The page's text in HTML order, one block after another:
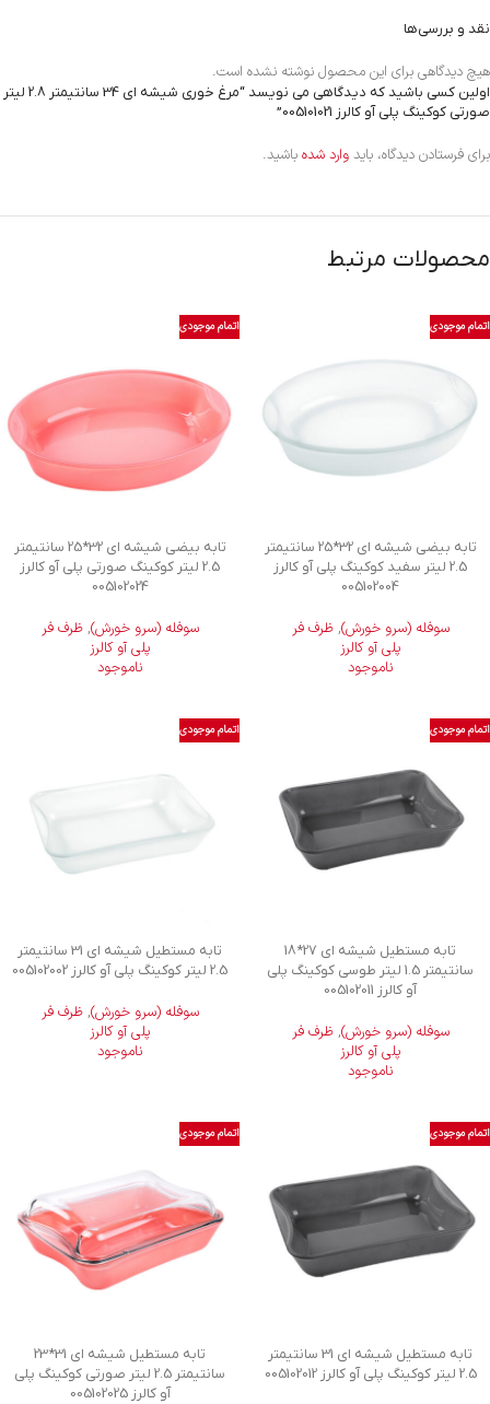
نقد و بررسی‌ها
هیچ دیدگاهی برای این محصول نوشته نشده است.
اولین کسی باشید که دیدگاهی می نویسد “مرغ خوری شیشه ای 34 سانتیمتر 2.8 لیتر
صورتی کوکینگ پلی آو کالرز 005101021”
برای فرستادن دیدگاه، باید وارد شده باشید.
محصولات مرتبط
اتمام موجودی
تابه بیضی شیشه ای 32*25 سانتیمتر
2.5 لیتر سفید کوکینگ پلی آو کالرز
005102004
سوفله (سرو خورش),ظرف فر
پلی آو کالرز
ناموجود
اتمام موجودی
تابه بیضی شیشه ای 32*25 سانتیمتر
2.5 لیتر کوکینگ صورتی پلی آو کالرز
005102024
سوفله (سرو خورش),ظرف فر
پلی آو کالرز
ناموجود
اتمام موجودی
تابه مستطیل شیشه ای 27*18
سانتیمتر 1.5 لیتر طوسی کوکینگ پلی
آو کالرز 005102011
سوفله (سرو خورش),ظرف فر
پلی آو کالرز
ناموجود
اتمام موجودی
تابه مستطیل شیشه ای 31 سانتیمتر
2.5 لیتر کوکینگ پلی آو کالرز 005102002
سوفله (سرو خورش),ظرف فر
پلی آو کالرز
ناموجود
اتمام موجودی
تابه مستطیل شیشه ای 31 سانتیمتر
2.5 لیتر کوکینگ پلی آو کالرز 005102012
اتمام موجودی
تابه مستطیل شیشه ای 31*23
سانتیمتر 2.5 لیتر صورتی کوکینگ پلی
آو کالرز 005102025